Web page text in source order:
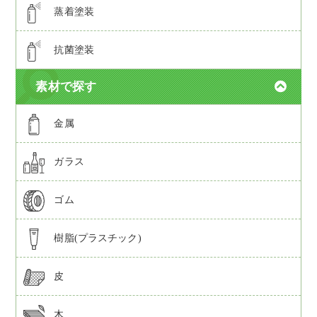
蒸着塗装
抗菌塗装
素材で探す
金属
ガラス
ゴム
樹脂(プラスチック)
皮
木